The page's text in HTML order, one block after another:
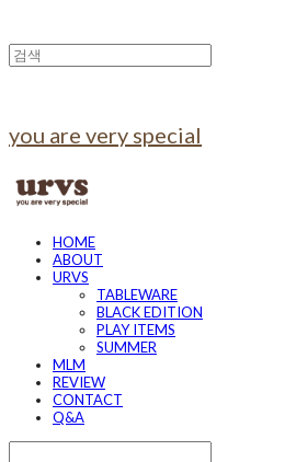
you are very special
HOME
ABOUT
URVS
TABLEWARE
BLACK EDITION
PLAY ITEMS
SUMMER
MLM
REVIEW
CONTACT
Q&A